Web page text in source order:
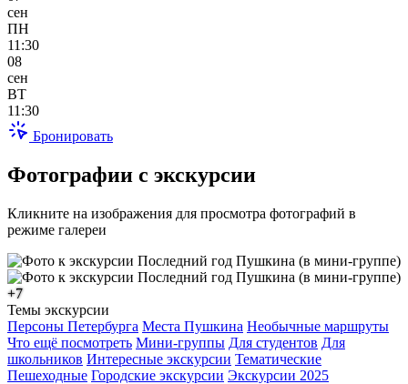
сен
ПН
11:30
08
сен
ВТ
11:30
Бронировать
Фотографии с экскурсии
Кликните на изображения для просмотра фотографий в
режиме галереи
+7
Темы экскурсии
Персоны Петербурга Места Пушкина Необычные маршруты
Что ещё посмотреть Мини-группы Для студентов Для
школьников Интересные экскурсии Тематические
Пешеходные Городские экскурсии Экскурсии 2025